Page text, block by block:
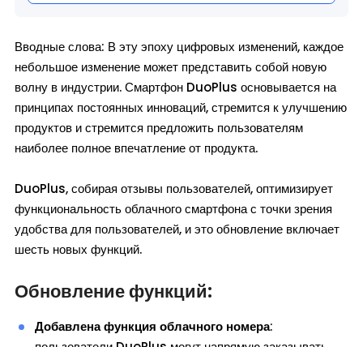
Вводные слова: В эту эпоху цифровых изменений, каждое
небольшое изменение может представить собой новую
волну в индустрии. Смартфон DuoPlus основывается на
принципах постоянных инноваций, стремится к улучшению
продуктов и стремится предложить пользователям
наиболее полное впечатление от продукта.
DuoPlus, собирая отзывы пользователей, оптимизирует
функциональность облачного смартфона с точки зрения
удобства для пользователей, и это обновление включает
шесть новых функций.
Обновление функций:
Добавлена функция облачного номера: